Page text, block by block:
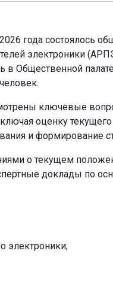
года состоялось
электроники
в Общественной
ключевые
оценку текущего
и формирование
о текущем
доклады по
электроники;